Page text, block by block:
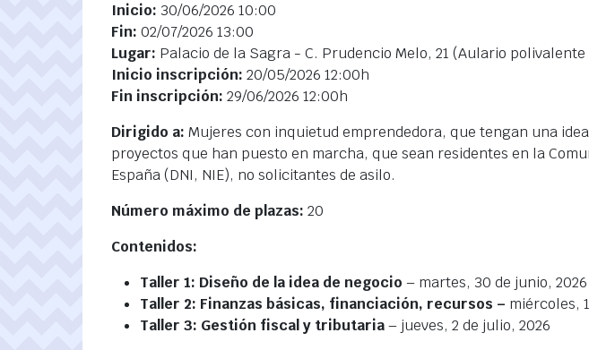
Inicio: 30/06/2026 10:00
Fin: 02/07/2026 13:00
Lugar: Palacio de la Sagra - C. Prudencio Melo, 21 (Aulario polivalente
Inicio inscripción: 20/05/2026 12:00h
Fin inscripción: 29/06/2026 12:00h
Dirigido a: Mujeres con inquietud emprendedora, que tengan una
proyectos que han puesto en marcha, que sean residentes en la
España (DNI, NIE), no solicitantes de asilo.
Número máximo de plazas: 20
Contenidos:
Taller 1: Diseño de la idea de negocio – martes, 30 de junio, 2026
Taller 2: Finanzas básicas, financiación, recursos – miércoles,
Taller 3: Gestión fiscal y tributaria– jueves, 2 de julio, 2026